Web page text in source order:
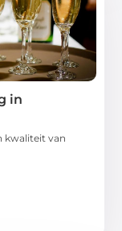
in
kwaliteit van